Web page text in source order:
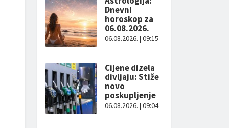
Dnevni
horoskop za
06.08.2026.
06.08.2026. | 09:15
Cijene dizela
divljaju: Stiže
novo
poskupljenje
06.08.2026. | 09:04